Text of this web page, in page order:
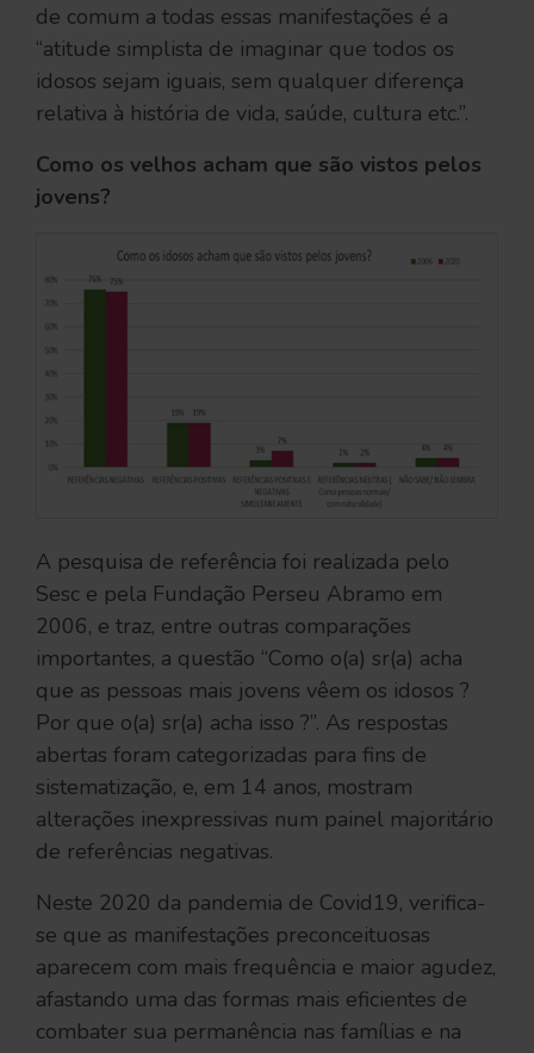
de comum a todas essas manifestações é a
“atitude simplista de imaginar que todos os
idosos sejam iguais, sem qualquer diferença
relativa à história de vida, saúde, cultura etc.”.
Como os velhos acham que são vistos pelos
jovens?
A pesquisa de referência foi realizada pelo
Sesc e pela Fundação Perseu Abramo em
2006, e traz, entre outras comparações
importantes, a questão “Como o(a) sr(a) acha
que as pessoas mais jovens vêem os idosos ?
Por que o(a) sr(a) acha isso ?”. As respostas
abertas foram categorizadas para fins de
sistematização, e, em 14 anos, mostram
alterações inexpressivas num painel majoritário
de referências negativas.
Neste 2020 da pandemia de Covid19, verifica-
se que as manifestações preconceituosas
aparecem com mais frequência e maior agudez,
afastando uma das formas mais eficientes de
combater sua permanência nas famílias e na